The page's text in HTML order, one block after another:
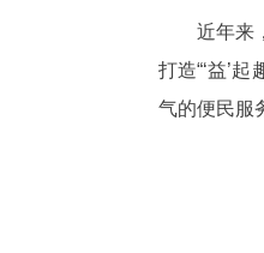
近年来
打造“‘益’
气的便民服